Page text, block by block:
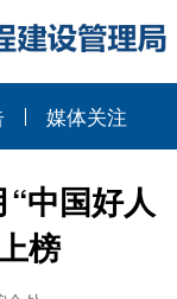
媒体关注
中国好人
榜